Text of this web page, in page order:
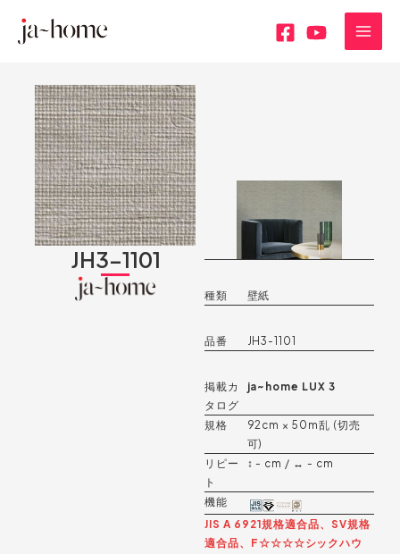
JH3-1101
種類 壁紙
品番 JH3-1101
掲載カ
タログ
ja~home LUX 3
規格
92cm × 50m乱 (切売
可)
リピー
ト
↕︎ - cm / ↔︎ - cm
機能
JIS A 6921規格適合品、SV規格
適合品、F☆☆☆☆シックハウ